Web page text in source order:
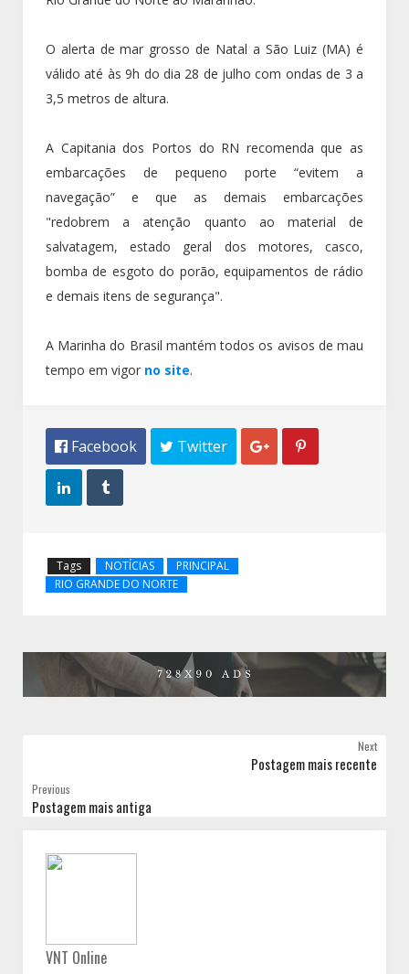
O alerta de mar grosso de Natal a São Luiz (MA) é
válido até às 9h do dia 28 de julho com ondas de 3 a
3,5 metros de altura.
A Capitania dos Portos do RN recomenda que as
embarcações de pequeno porte “evitem a
navegação” e que as demais embarcações
"redobrem a atenção quanto ao material de
salvatagem, estado geral dos motores, casco,
bomba de esgoto do porão, equipamentos de rádio
e demais itens de segurança".
A Marinha do Brasil mantém todos os avisos de mau
tempo em vigor no site.
 Facebook  Twitter  
 
Tags NOTÍCIAS
PRINCIPAL
RIO GRANDE DO NORTE
Next
Postagem mais recente
Previous
Postagem mais antiga
VNT Online